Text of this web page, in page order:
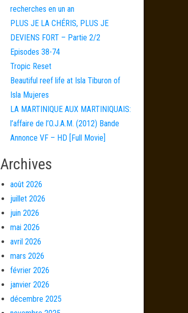
recherches en un an
PLUS JE LA CHÉRIS, PLUS JE
DEVIENS FORT – Partie 2/2
Episodes 38-74
Tropic Reset
Beautiful reef life at Isla Tiburon of
Isla Mujeres
LA MARTINIQUE AUX MARTINIQUAIS:
l’affaire de l’O.J.A.M. (2012) Bande
Annonce VF – HD [Full Movie]
Archives
août 2026
juillet 2026
juin 2026
mai 2026
avril 2026
mars 2026
février 2026
janvier 2026
décembre 2025